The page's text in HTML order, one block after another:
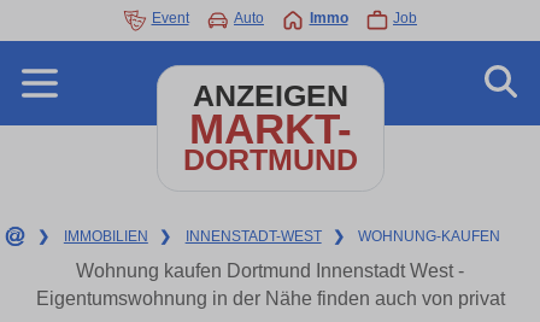
Event Auto Immo Job
ANZEIGEN
MARKT-
DORTMUND
❯ IMMOBILIEN ❯ INNENSTADT-WEST ❯ WOHNUNG-KAUFEN
Wohnung kaufen Dortmund Innenstadt West -
Eigentumswohnung in der Nähe finden auch von privat